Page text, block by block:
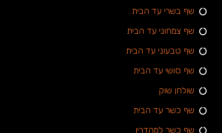
שף בשרי עד הבית
שף צמחוני עד הבית
שף טבעוני עד הבית
שף סושי עד הבית
שולחן שוק
שף כשר עד הבית
שף כשר למהדרין